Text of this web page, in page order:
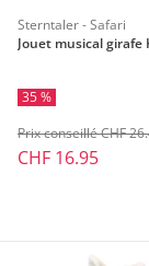
Sterntaler - Safari
Jouet musical girafe
35 %
CHF 16.95
Prix conseillé CHF